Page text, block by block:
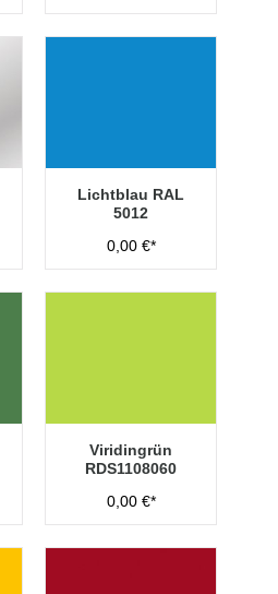
Lichtblau RAL
5012
0,00 €*
Viridingrün
RDS1108060
0,00 €*